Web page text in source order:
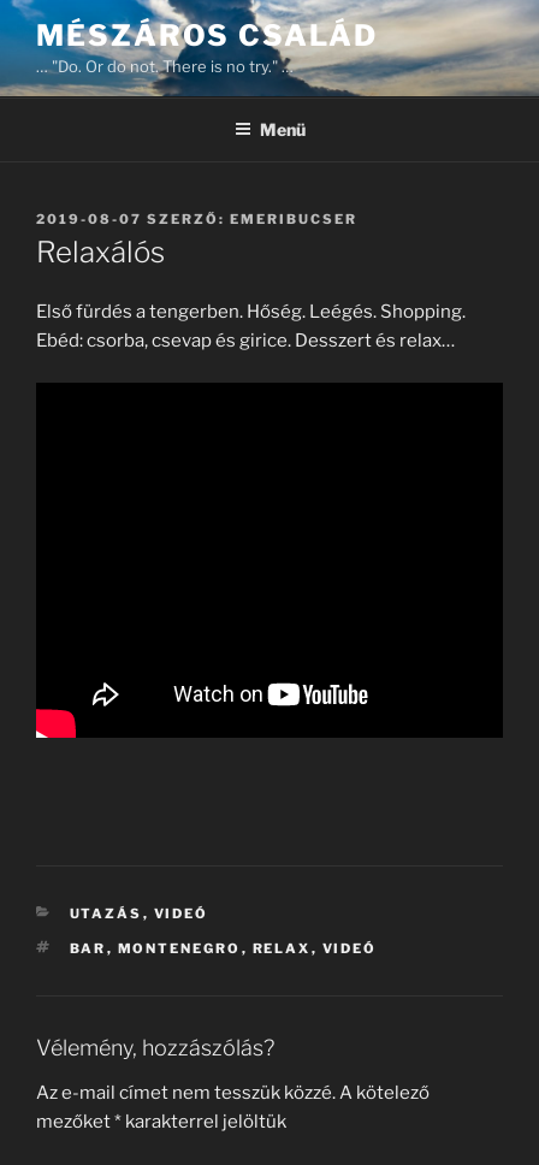
Tartalomhoz
MÉSZÁROS CSALÁD
… "Do. Or do not. There is no try." …
Menü
BEKÜLDVE:
2019-08-07 SZERZŐ: EMERIBUCSER
Relaxálós
Első fürdés a tengerben. Hőség. Leégés. Shopping.
Ebéd: csorba, csevap és girice. Desszert és relax…
KATEGÓRIÁK
UTAZÁS , VIDEÓ
CÍMKÉK
BAR , MONTENEGRO , RELAX , VIDEÓ
Vélemény, hozzászólás?
Az e-mail címet nem tesszük közzé.A kötelező
mezőket* karakterrel jelöltük